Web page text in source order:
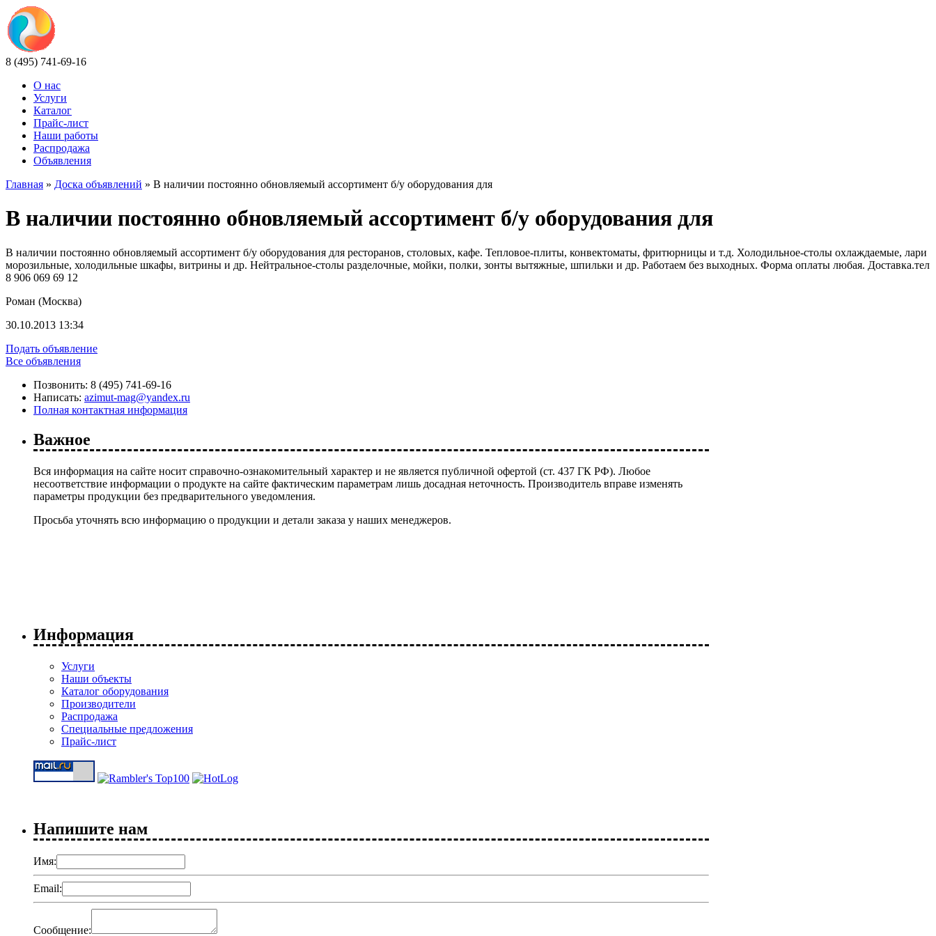
8 (495) 741-69-16
О нас
Услуги
Каталог
Прайс-лист
Наши работы
Распродажа
Объявления
Главная » Доска объявлений » В наличии постоянно обновляемый ассортимент б/у оборудования для
В наличии постоянно обновляемый ассортимент б/у оборудования для
В наличии постоянно обновляемый ассортимент б/у оборудования для ресторанов, столовых, кафе. Тепловое-плиты, конвектоматы, фритюрницы и т.д. Холодильное-столы охлаждаемые, лари
морозильные, холодильные шкафы, витрины и др. Нейтральное-столы разделочные, мойки, полки, зонты вытяжные, шпильки и др. Работаем без выходных. Форма оплаты любая. Доставка.тел
8 906 069 69 12
Роман (Москва)
30.10.2013 13:34
Подать объявление
Все объявления
Позвонить: 8 (495) 741-69-16
Написать: azimut-mag@yandex.ru
Полная контактная информация
Важное
Вся информация на сайте носит справочно-ознакомительный характер и не является публичной офертой (ст. 437 ГК РФ). Любое
несоответствие информации о продукте на сайте фактическим параметрам лишь досадная неточность. Производитель вправе изменять
параметры продукции без предварительного уведомления.
Просьба уточнять всю информацию о продукции и детали заказа у наших менеджеров.
Информация
Услуги
Наши объекты
Каталог оборудования
Производители
Распродажа
Специальные предложения
Прайс-лист
Напишите нам
Имя:
Email:
Сообщение: